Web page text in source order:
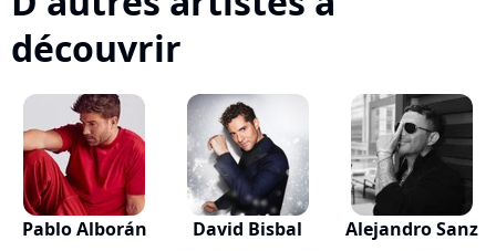
découvrir
Pablo Alborán David Bisbal Alejandro Sanz